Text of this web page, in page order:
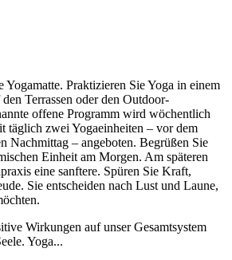
Praktizieren Sie Yoga in einem
Terrassen oder den Outdoor-
offene Programm wird wöchentlich
täglich zwei Yogaeinheiten – vor dem
Nachmittag – angeboten. Begrüßen Sie
Einheit am Morgen. Am späteren
eine sanftere. Spüren Sie Kraft,
Sie entscheiden nach Lust und Laune,
Wirkungen auf unser Gesamtsystem
Yoga...